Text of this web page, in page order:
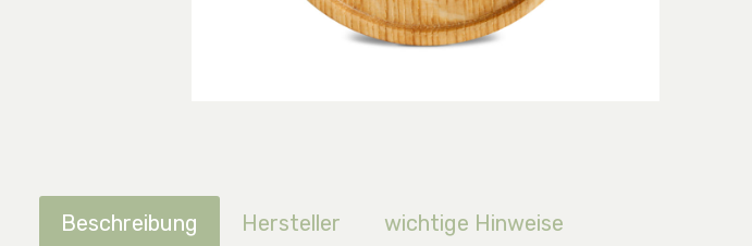
Beschreibung Hersteller wichtige Hinweise